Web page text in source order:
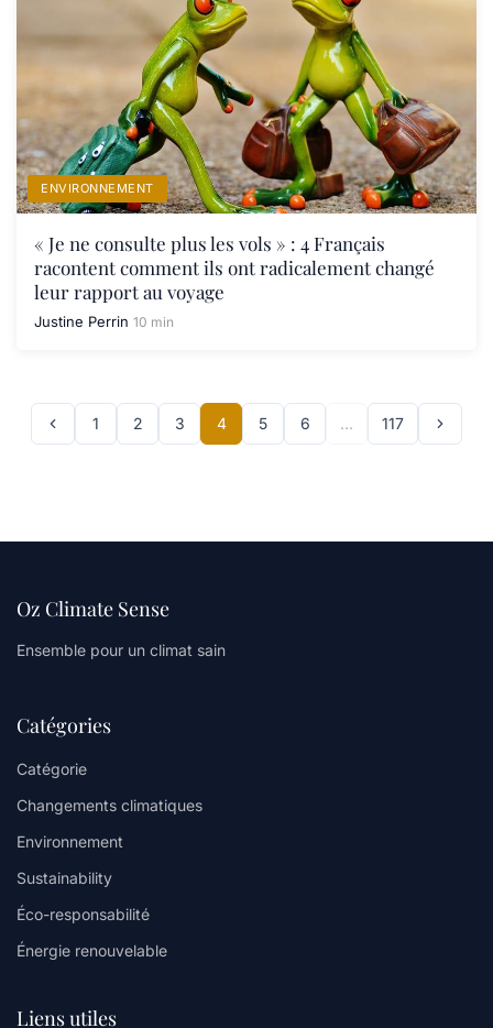
ENVIRONNEMENT
« Je ne consulte plus les vols » : 4 Français
racontent comment ils ont radicalement changé
leur rapport au voyage
Justine Perrin 10 min
1 2 3 4 5 6 … 117
Oz Climate Sense
Ensemble pour un climat sain
Catégories
Catégorie
Changements climatiques
Environnement
Sustainability
Éco-responsabilité
Énergie renouvelable
Liens utiles